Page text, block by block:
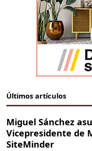
Últimos artículos
Miguel Sánchez
Vicepresidente de
SiteMinder